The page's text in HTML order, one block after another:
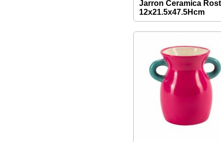
Jarron Ceramica
12x21.5x47.5Hcm